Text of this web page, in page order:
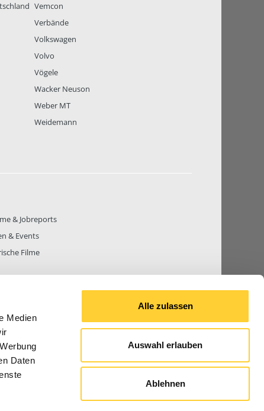
Medien
Daten
Alle zulassen
Auswahl erlauben
Ablehnen
Vemcon
Verbände
Volkswagen
Volvo
Vögele
Wacker Neuson
Weber MT
Weidemann
& Jobreports
& Events
Filme
BEITRÄGE GESAMT842.674
© 2026 Bauforum24.biz